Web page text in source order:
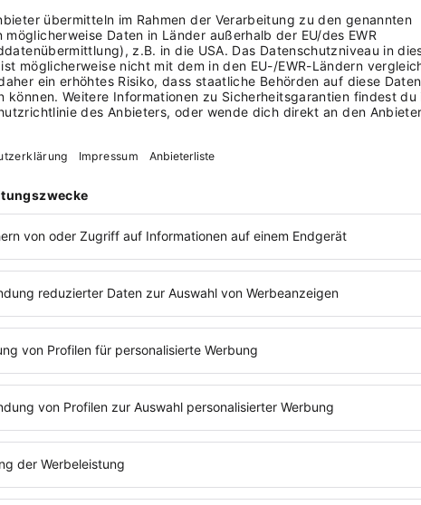
150 Euro, die mir fehlen.
– Jeden Abend sitze ich da und
wie viel Wein? Ich bestelle bei
Bauch raus. Mal zu viel, mal zu wenig.
Ich bestätige Reservierungen mündlich am
ich frage bei großen Gruppen nicht nach